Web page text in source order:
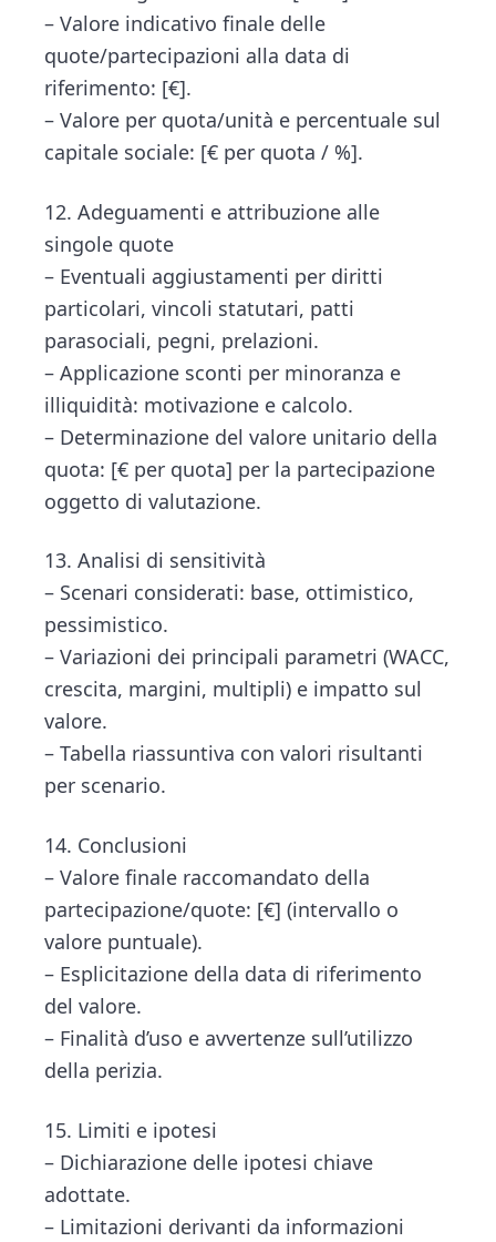
– Valore indicativo finale delle
quote/partecipazioni alla data di
riferimento: [€].
– Valore per quota/unità e percentuale sul
capitale sociale: [€ per quota / %].
12. Adeguamenti e attribuzione alle
singole quote
– Eventuali aggiustamenti per diritti
particolari, vincoli statutari, patti
parasociali, pegni, prelazioni.
– Applicazione sconti per minoranza e
illiquidità: motivazione e calcolo.
– Determinazione del valore unitario della
quota: [€ per quota] per la partecipazione
oggetto di valutazione.
13. Analisi di sensitività
– Scenari considerati: base, ottimistico,
pessimistico.
– Variazioni dei principali parametri (WACC,
crescita, margini, multipli) e impatto sul
valore.
– Tabella riassuntiva con valori risultanti
per scenario.
14. Conclusioni
– Valore finale raccomandato della
partecipazione/quote: [€] (intervallo o
valore puntuale).
– Esplicitazione della data di riferimento
del valore.
– Finalità d’uso e avvertenze sull’utilizzo
della perizia.
15. Limiti e ipotesi
– Dichiarazione delle ipotesi chiave
adottate.
– Limitazioni derivanti da informazioni